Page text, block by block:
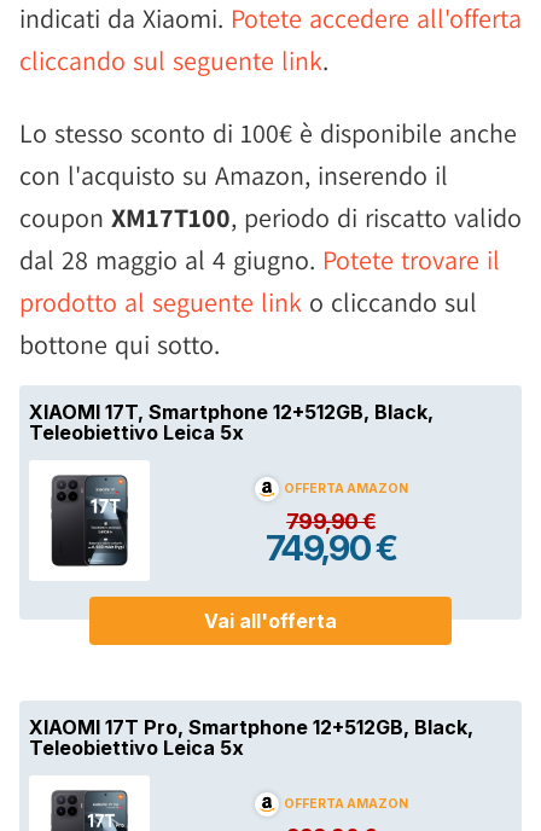
indicati da Xiaomi. Potete accedere all'offerta
cliccando sul seguente link.
Lo stesso sconto di 100€ è disponibile anche
con l'acquisto su Amazon, inserendo il
coupon XM17T100, periodo di riscatto valido
dal 28 maggio al 4 giugno. Potete trovare il
prodotto al seguente link o cliccando sul
bottone qui sotto.